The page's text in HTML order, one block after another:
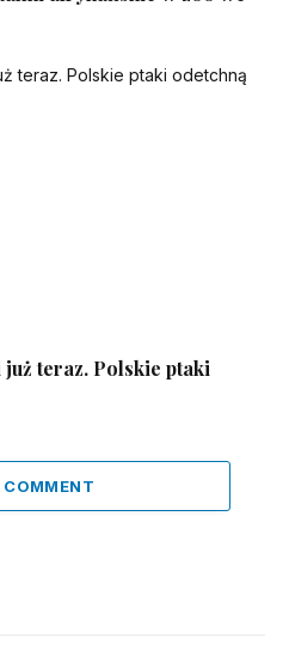
teraz. Polskie ptaki
COMMENT